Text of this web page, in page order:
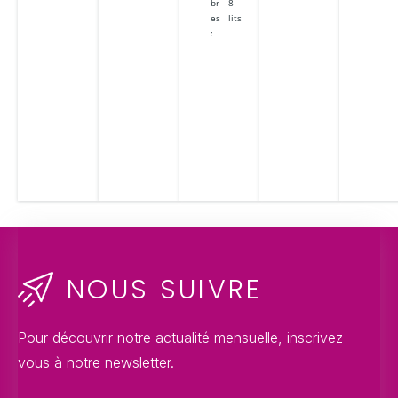
br
es
:
8
lits
NOUS SUIVRE
Pour découvrir notre actualité mensuelle, inscrivez-
vous à notre newsletter.